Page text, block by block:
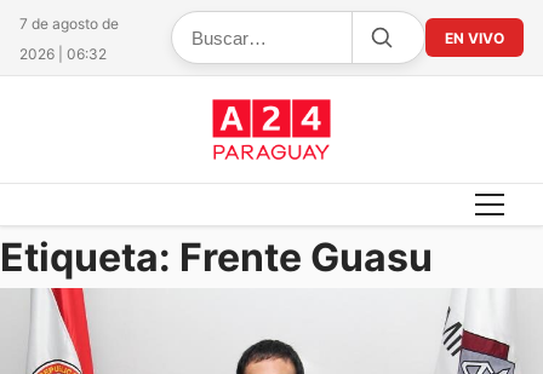
7 de agosto de
2026 | 06:32
EN VIVO
Etiqueta: Frente Guasu